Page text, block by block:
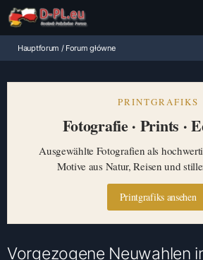
Hauptforum / Forum główne
PRINTGRAFIKS
Fotografie · Prints ·
Ausgewählte Fotografien als
Motive aus Natur, Reisen und
Printgrafiks ansehen
Vorgezogene Neuwahlen